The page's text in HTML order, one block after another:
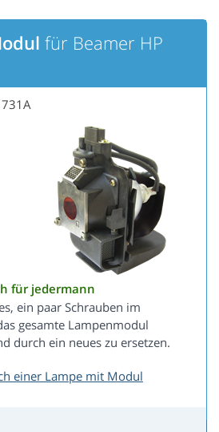
für Beamer HP
für jedermann
ein paar Schrauben im
gesamte Lampenmodul
durch ein neues zu ersetzen.
einer Lampe mit Modul